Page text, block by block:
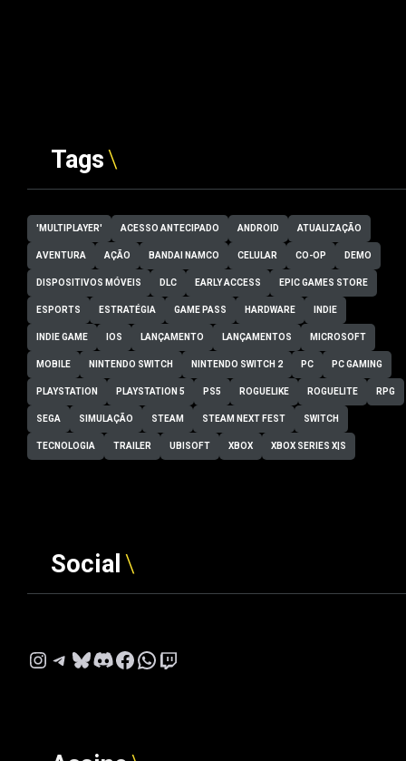
Tags
'MULTIPLAYER' ACESSO ANTECIPADO ANDROID ATUALIZAÇÃO
AVENTURA AÇÃO BANDAI NAMCO CELULAR CO-OP DEMO
DISPOSITIVOS MÓVEIS DLC EARLY ACCESS EPIC GAMES STORE
ESPORTS ESTRATÉGIA GAME PASS HARDWARE INDIE
INDIE GAME IOS LANÇAMENTO LANÇAMENTOS MICROSOFT
MOBILE NINTENDO SWITCH NINTENDO SWITCH 2 PC PC GAMING
PLAYSTATION PLAYSTATION 5 PS5 ROGUELIKE ROGUELITE RPG
SEGA SIMULAÇÃO STEAM STEAM NEXT FEST SWITCH
TECNOLOGIA TRAILER UBISOFT XBOX XBOX SERIES X|S
Social
Instagram
Telegram
Bluesky
Discord
Facebook
WhatsApp
Twitch